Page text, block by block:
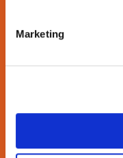
Marketing
Via dell’Arcoveggio, 59/2
Tel.:+39 051.419.9111